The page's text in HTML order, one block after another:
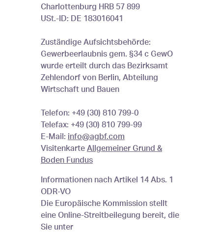
Charlottenburg HRB 57 899
USt.-ID: DE 183016041
Zuständige Aufsichtsbehörde:
Gewerbeerlaubnis gem. §34 c GewO
wurde erteilt durch das Bezirksamt
Zehlendorf von Berlin, Abteilung
Wirtschaft und Bauen
Telefon: +49 (30) 810 799-0
Telefax: +49 (30) 810 799-99
E-Mail: info@agbf.com
Visitenkarte Allgemeiner Grund &
Boden Fundus
Informationen nach Artikel 14 Abs. 1
ODR-VO
Die Europäische Kommission stellt
eine Online-Streitbeilegung bereit, die
Sie unter